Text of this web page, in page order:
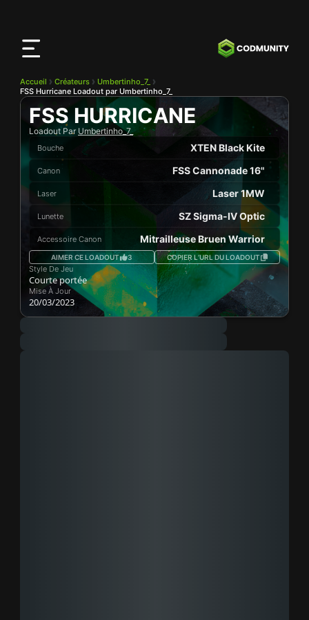
Accueil Créateurs
Umbertinho_7_
FSS Hurricane Loadout par Umbertinho_7_
FSS HURRICANE
Loadout Par Umbertinho_7_
Bouche XTEN Black Kite
Canon FSS Cannonade 16"
Laser Laser 1MW
Lunette SZ Sigma-IV Optic
Accessoire Canon Mitrailleuse Bruen Warrior
AIMER CE LOADOUT 3 COPIER L’URL DU LOADOUT
Style De Jeu
Courte portée
Mise À Jour
20/03/2023